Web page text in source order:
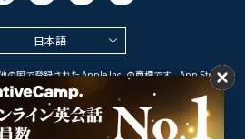
日本語
の国で登録された Apple Inc. の商標です。App Store は
のサービスマークです。
は Google LLC の商標です。